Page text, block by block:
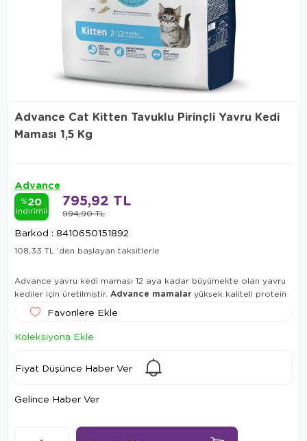
Advance Cat Kitten Tavuklu Pirinçli Yavru Kedi
Maması 1,5 Kg
Advance
%20
indirimli 994,90 TL
795,92 TL
Barkod : 8410650151892
108,33 TL 'den başlayan taksitlerle
Advance yavru kedi maması 12 aya kadar büyümekte olan yavru
kediler için üretilmiştir. Advance mamalar yüksek kaliteli protein
zengin mineral ve vitaminlerle yavru kedinizin gelişimine katkı
sağlar.
Favorilere Ekle
Koleksiyona Ekle
Fiyat Düşünce Haber Ver
Gelince Haber Ver